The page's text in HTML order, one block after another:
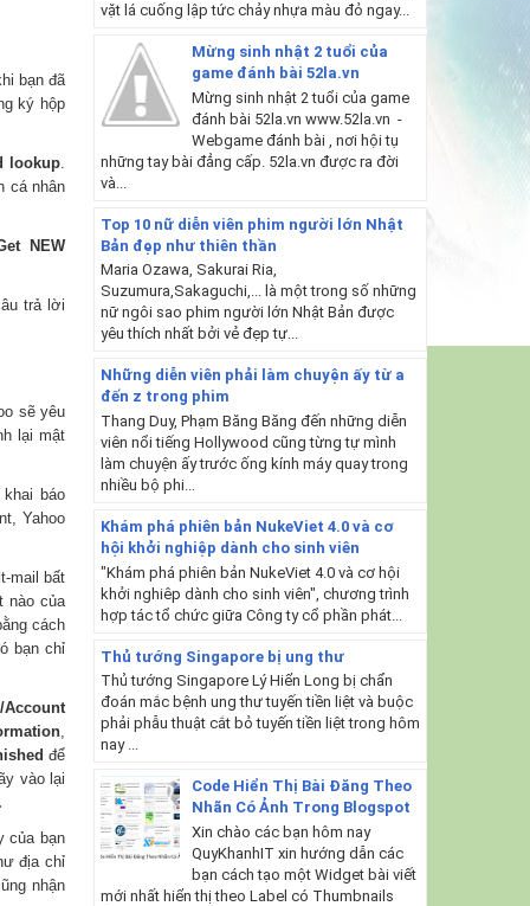
bạn đã
ký hộp
lookup.
cá nhân
NEW
trả lời
sẽ yêu
lại mật
báo
Yahoo
mail bất
nào của
cách
bạn chỉ
,
để
vào lại
của bạn
địa chỉ
nhận
vặt lá cuống lập tức chảy nhựa màu đỏ ngay...
Mừng sinh nhật 2 tuổi của
game đánh bài 52la.vn
Mừng sinh nhật 2 tuổi của game
đánh bài 52la.vn www.52la.vn -
Webgame đánh bài , nơi hội tụ
những tay bài đẳng cấp. 52la.vn được ra đời
và...
Top 10 nữ diễn viên phim người lớn Nhật
Bản đẹp như thiên thần
Maria Ozawa, Sakurai Ria,
Suzumura,Sakaguchi,... là một trong số những
nữ ngôi sao phim người lớn Nhật Bản được
yêu thích nhất bởi vẻ đẹp tự...
Những diễn viên phải làm chuyện ấy từ a
đến z trong phim
Thang Duy, Phạm Băng Băng đến những diễn
viên nổi tiếng Hollywood cũng từng tự mình
làm chuyện ấy trước ống kính máy quay trong
nhiều bộ phi...
Khám phá phiên bản NukeViet 4.0 và cơ
hội khởi nghiệp dành cho sinh viên
"Khám phá phiên bản NukeViet 4.0 và cơ hội
khởi nghiêp dành cho sinh viên", chương trình
hợp tác tổ chức giữa Công ty cổ phần phát...
Thủ tướng Singapore bị ung thư
Thủ tướng Singapore Lý Hiển Long bị chẩn
đoán mắc bệnh ung thư tuyến tiền liệt và buộc
phải phẫu thuật cắt bỏ tuyến tiền liệt trong hôm
nay ...
Code Hiển Thị Bài Đăng Theo
Nhãn Có Ảnh Trong Blogspot
Xin chào các bạn hôm nay
QuyKhanhIT xin hướng dẫn các
bạn cách tạo một Widget bài viết
mới nhất hiển thị theo Label có Thumbnails